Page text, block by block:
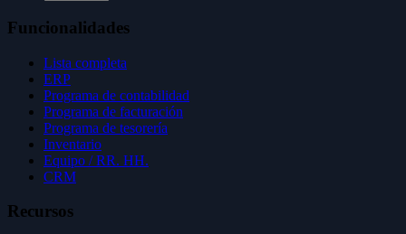
Funcionalidades
Lista completa
ERP
Programa de contabilidad
Programa de facturación
Programa de tesorería
Inventario
Equipo / RR. HH.
CRM
Recursos